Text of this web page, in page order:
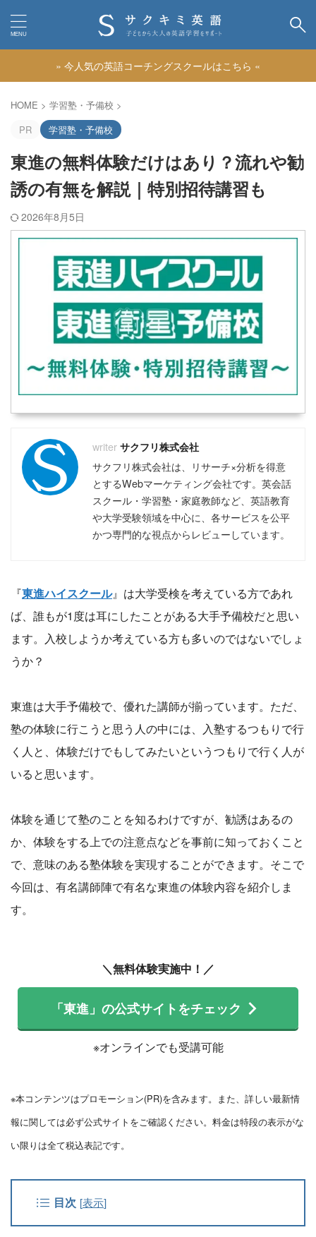
» 今人気の英語コーチングスクールはこちら «
HOME > 学習塾・予備校 >
PR
学習塾・予備校
東進の無料体験だけはあり？流れや勧
誘の有無を解説｜特別招待講習も
2026年8月5日
サクフリ株式会社
サクフリ株式会社は、リサーチ×分析を得意
とするWebマーケティング会社です。英会話
スクール・学習塾・家庭教師など、英語教育
や大学受験領域を中心に、各サービスを公平
かつ専門的な視点からレビューしています。
『東進ハイスクール』は大学受検を考えている方であれ
ば、誰もが1度は耳にしたことがある大手予備校だと思い
ます。入校しようか考えている方も多いのではないでしょ
うか？
東進は大手予備校で、優れた講師が揃っています。ただ、
塾の体験に行こうと思う人の中には、入塾するつもりで行
く人と、体験だけでもしてみたいというつもりで行く人が
いると思います。
体験を通じて塾のことを知るわけですが、勧誘はあるの
か、体験をする上での注意点などを事前に知っておくこと
で、意味のある塾体験を実現することができます。そこで
今回は、有名講師陣で有名な東進の体験内容を紹介しま
す。
＼無料体験実施中！／
「東進」の公式サイトをチェック
※オンラインでも受講可能
※本コンテンツはプロモーション(PR)を含みます。また、詳しい最新情
報に関しては必ず公式サイトをご確認ください。料金は特段の表示がな
い限りは全て税込表記です。
目次 [表示]